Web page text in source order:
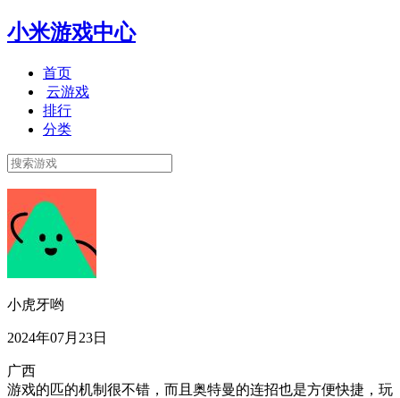
小米游戏中心
首页
云游戏
排行
分类
小虎牙哟
2024年07月23日
广西
游戏的匹的机制很不错，而且奥特曼的连招也是方便快捷，玩